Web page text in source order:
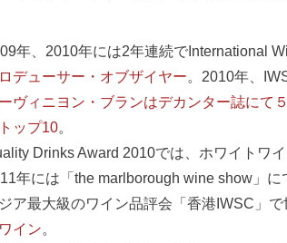
年、2010年には2年連続でInternational
デューサー・オブザイヤー。2010年、
ヴィニヨン・ブランはデカンター誌にて
ップ10。
Drinks Award 2010では、ホワイトワイ
年には「the marlborough wine show」
ア最大級のワイン品評会「香港IWSC」で
イン。